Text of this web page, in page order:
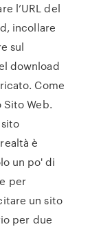
l’URL del
incollare
sul
download
Come
Web.
è
un po' di
per
un sito
per due